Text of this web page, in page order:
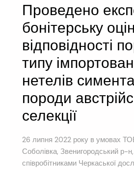
Проведено
бонітерську
відповідності
типу
нетелів
породи
селекції
26 липня 2022 року в умовах
Соболівка, Звенигородський р-
співробітниками Черкаської